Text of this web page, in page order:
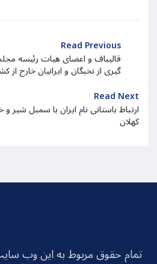
Read Previous
قالیباف و اعضای هیات رئیسه
گیری از نخبگان و ایرانیان خارج از
Read Next
ارتباط باستانی نام ایران با سمبل شیر
کهلان
تمام حقوق مربوط به این وب